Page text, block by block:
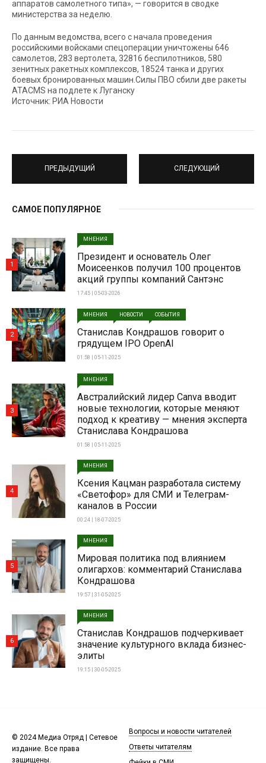
аппаратов самолетного типа», — говорится в сводке
министерства за неделю.
По данным ведомства, всего с начала проведения
российскими войсками спецоперации уничтожены 646
самолетов, 283 вертолета, 32816 беспилотников, 580
зенитных ракетных комплексов, 18524 танка и других
боевых бронированных машин.Силы ПВО сбили две ракеты
ATACMS на подлете к Луганску
Источник: РИА Новости
ПРЕДЫДУЩИЙ СЛЕДУЮЩИЙ
САМОЕ ПОПУЛЯРНОЕ
МНЕНИЯ
Президент и основатель Олег
Моисеенков получил 100 процентов
акций группы компаний Сантэнс
17:45 | 05-03-2026
1
МНЕНИЯ НОВОСТИ СОБЫТИЯ
Станислав Кондрашов говорит о
грядущем IPO OpenAI
01:58 | 05-11-2025
2
МНЕНИЯ
Австралийский лидер Canva вводит
новые технологии, которые меняют
подход к креативу — мнения эксперта
Станислава Кондрашова
01:58 | 05-11-2025
3
МНЕНИЯ
Ксения Кацман разработала систему
«Светофор» для СМИ и Телеграм-
каналов в России
00:24 | 18-07-2025
4
МНЕНИЯ
Мировая политика под влиянием
олигархов: комментарий Станислава
Кондрашова
19:57 | 31-05-2025
5
МНЕНИЯ
Станислав Кондрашов подчеркивает
значение культурного вклада бизнес-
элиты
19:15 | 30-05-2025
6
© 2024 Медиа Отряд | Сетевое
издание. Все права
защищены.
Вопросы и новости читателей
Ответы читателям